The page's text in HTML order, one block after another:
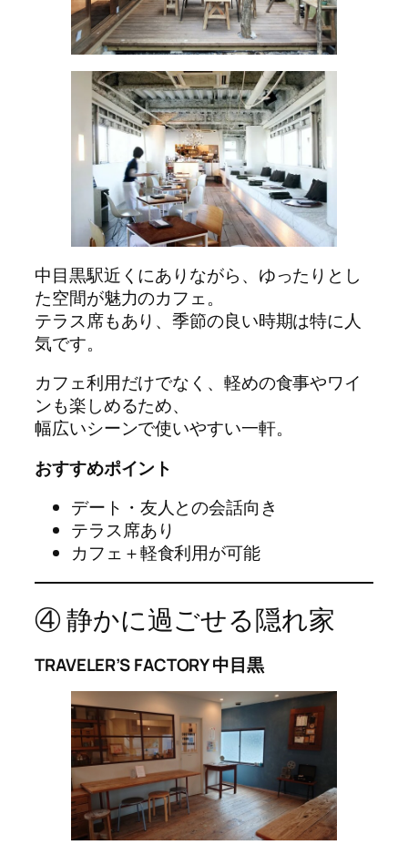
中目黒駅近くにありながら、ゆったりとし
た空間が魅力のカフェ。
テラス席もあり、季節の良い時期は特に人
気です。
カフェ利用だけでなく、軽めの食事やワイ
ンも楽しめるため、
幅広いシーンで使いやすい一軒。
おすすめポイント
デート・友人との会話向き
テラス席あり
カフェ＋軽食利用が可能
④ 静かに過ごせる隠れ家
TRAVELER’S FACTORY 中目黒